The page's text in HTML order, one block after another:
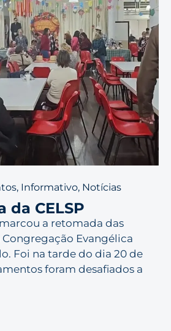
, Informativo, Notícias
da CELSP
a retomada das
Congregação Evangélica
Foi na tarde do dia 20 de
foram desafiados a